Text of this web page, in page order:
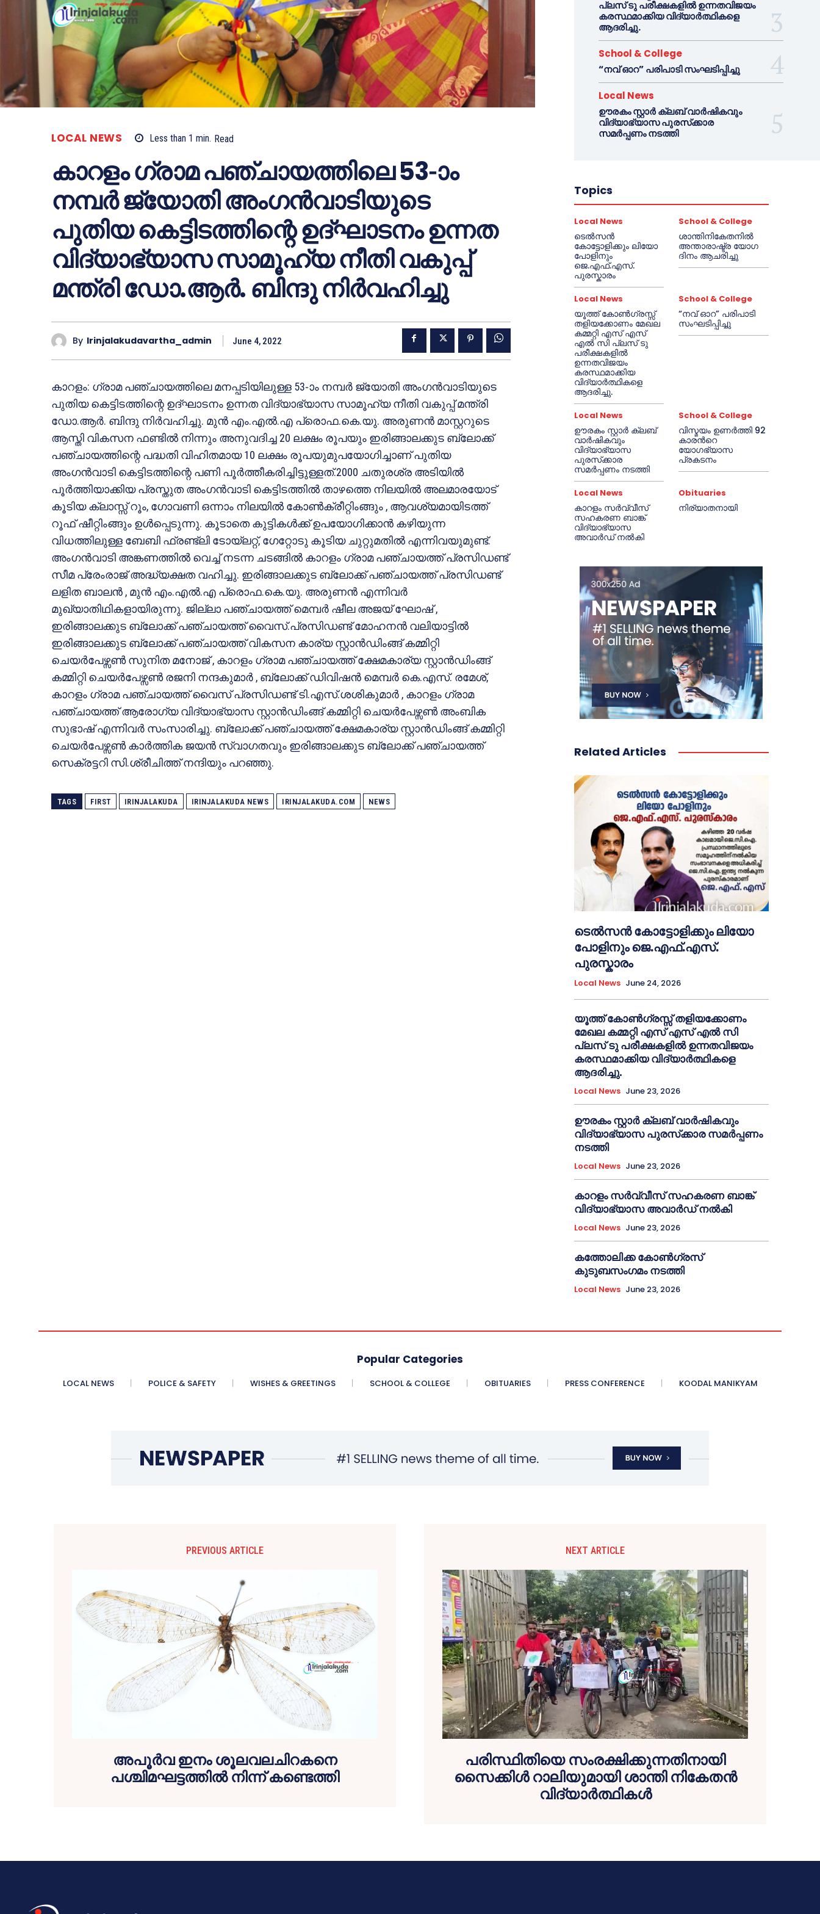
LOCAL NEWS Less than 1 min. Read
കാറളം ഗ്രാമ പഞ്ചായത്തിലെ 53-ാം
നമ്പർ ജ്യോതി അംഗൻവാടിയുടെ
പുതിയ കെട്ടിടത്തിന്റെ ഉദ്ഘാടനം ഉന്നത
വിദ്യാഭ്യാസ സാമൂഹ്യ നീതി വകുപ്പ്
മന്ത്രി ഡോ.ആർ. ബിന്ദു നിർവഹിച്ചു
By Irinjalakudavartha_admin June 4, 2022
കാറളം: ഗ്രാമ പഞ്ചായത്തിലെ മനപ്പടിയിലുള്ള 53-ാം നമ്പർ ജ്യോതി അംഗൻവാടിയുടെ
പുതിയ കെട്ടിടത്തിന്റെ ഉദ്ഘാടനം ഉന്നത വിദ്യാഭ്യാസ സാമൂഹ്യ നീതി വകുപ്പ് മന്ത്രി
ഡോ.ആർ. ബിന്ദു നിർവഹിച്ചു. മുൻ എം.എൽ.എ പ്രൊഫ.കെ.യു. അരുണൻ മാസ്റ്ററുടെ
ആസ്തി വികസന ഫണ്ടിൽ നിന്നും അനുവദിച്ച 20 ലക്ഷം രൂപയും ഇരിങ്ങാലക്കുട ബ്ലോക്ക്
പഞ്ചായത്തിന്റെ പദ്ധതി വിഹിതമായ 10 ലക്ഷം രൂപയുമുപയോഗിച്ചാണ് പുതിയ
അംഗൻവാടി കെട്ടിടത്തിന്റെ പണി പൂർത്തീകരിച്ചിട്ടുള്ളത്.2000 ചതുരശ്ര അടിയിൽ
പൂർത്തിയാക്കിയ പ്രസ്തുത അംഗൻവാടി കെട്ടിടത്തിൽ താഴത്തെ നിലയിൽ അലമാരയോട്
കൂടിയ ക്ലാസ്സ് റൂം, ഗോവണി ഒന്നാം നിലയിൽ കോൺക്രീറ്റിംങ്ങും , ആവശ്യമായിടത്ത്
റൂഫ് ഷീറ്റിംങ്ങും ഉൾപ്പെടുന്നു. കൂടാതെ കുട്ടികൾക്ക് ഉപയോഗിക്കാൻ കഴിയുന്ന
വിധത്തിലുള്ള ബേബി ഫ്രണ്ട്ലി ടോയ്ലറ്റ്, ഗേറ്റോടു കൂടിയ ചുറ്റുമതിൽ എന്നിവയുമുണ്ട്.
അംഗൻവാടി അങ്കണത്തിൽ വെച്ച് നടന്ന ചടങ്ങിൽ കാറളം ഗ്രാമ പഞ്ചായത്ത് പ്രസിഡണ്ട്
സീമ പ്രേംരാജ് അദ്ധ്യക്ഷത വഹിച്ചു. ഇരിങ്ങാലക്കുട ബ്ലോക്ക് പഞ്ചായത്ത് പ്രസിഡണ്ട്
ലളിത ബാലൻ , മുൻ എം.എൽ.എ പ്രൊഫ.കെ.യു. അരുണൻ എന്നിവർ
മുഖ്യാതിഥികളായിരുന്നു. ജില്ലാ പഞ്ചായത്ത് മെമ്പർ ഷീല അജയ് ഘോഷ് ,
ഇരിങ്ങാലക്കുട ബ്ലോക്ക് പഞ്ചായത്ത് വൈസ്.പ്രസിഡണ്ട് മോഹനൻ വലിയാട്ടിൽ
ഇരിങ്ങാലക്കുട ബ്ലോക്ക് പഞ്ചായത്ത് വികസന കാര്യ സ്റ്റാൻഡിംങ്ങ് കമ്മിറ്റി
ചെയർപേഴ്സൺ സുനിത മനോജ് , കാറളം ഗ്രാമ പഞ്ചായത്ത് ക്ഷേമകാര്യ സ്റ്റാൻഡിംങ്ങ്
കമ്മിറ്റി ചെയർപേഴ്സൺ രജനി നന്ദകുമാർ , ബ്ലോക്ക് ഡിവിഷൻ മെമ്പർ കെ.എസ്. രമേശ്,
കാറളം ഗ്രാമ പഞ്ചായത്ത് വൈസ് പ്രസിഡണ്ട് ടി.എസ്.ശശികുമാർ , കാറളം ഗ്രാമ
പഞ്ചായത്ത് ആരോഗ്യ വിദ്യാഭ്യാസ സ്റ്റാൻഡിംങ്ങ് കമ്മിറ്റി ചെയർപേഴ്സൺ അംബിക
സുഭാഷ് എന്നിവർ സംസാരിച്ചു. ബ്ലോക്ക് പഞ്ചായത്ത് ക്ഷേമകാര്യ സ്റ്റാൻഡിംങ്ങ് കമ്മിറ്റി
ചെയർപേഴ്സൺ കാർത്തിക ജയൻ സ്വാഗതവും ഇരിങ്ങാലക്കുട ബ്ലോക്ക് പഞ്ചായത്ത്
സെക്രട്ടറി സി.ശ്രീചിത്ത് നന്ദിയും പറഞ്ഞു.
TAGS FIRST IRINJALAKUDA IRINJALAKUDA NEWS IRINJALAKUDA.COM NEWS
പ്ലസ് ടു പരീക്ഷകളിൽ ഉന്നതവിജയം
കരസ്ഥമാക്കിയ വിദ്യാർത്ഥികളെ
ആദരിച്ചു.
School & College
“നവ് ഓറ” പരിപാടി സംഘടിപ്പിച്ചു
Local News
ഊരകം സ്റ്റാർ ക്ലബ് വാർഷികവും
വിദ്യാഭ്യാസ പുരസ്‌ക്കാര
സമർപ്പണം നടത്തി
Topics
Local News
ടെൽസൻ
കോട്ടോളിക്കും ലിയോ
പോളിനും
ജെ.എഫ്.എസ്.
പുരസ്കാരം
School & College
ശാന്തിനികേതനിൽ
അന്താരാഷ്ട്ര യോഗ
ദിനം ആചരിച്ചു
Local News
യൂത്ത് കോൺഗ്രസ്സ്
തളിയക്കോണം മേഖല
കമ്മറ്റി എസ് എസ്
എൽ സി പ്ലസ് ടു
പരീക്ഷകളിൽ
ഉന്നതവിജയം
കരസ്ഥമാക്കിയ
വിദ്യാർത്ഥികളെ
ആദരിച്ചു.
School & College
“നവ് ഓറ” പരിപാടി
സംഘടിപ്പിച്ചു
Local News
ഊരകം സ്റ്റാർ ക്ലബ്
വാർഷികവും
വിദ്യാഭ്യാസ
പുരസ്‌ക്കാര
സമർപ്പണം നടത്തി
School & College
വിസ്മയം ഉണർത്തി 92
കാരൻറെ
യോഗഭ്യാസ
പ്രകടനം
Local News
കാറളം സർവ്വീസ്
സഹകരണ ബാങ്ക്
വിദ്യാഭ്യാസ
അവാർഡ് നൽകി
Obituaries
നിര്യാതനായി
Related Articles
ടെൽസൻ കോട്ടോളിക്കും ലിയോ
പോളിനും ജെ.എഫ്.എസ്.
പുരസ്കാരം
Local News June 24, 2026
യൂത്ത് കോൺഗ്രസ്സ് തളിയക്കോണം
മേഖല കമ്മറ്റി എസ് എസ് എൽ സി
പ്ലസ് ടു പരീക്ഷകളിൽ ഉന്നതവിജയം
കരസ്ഥമാക്കിയ വിദ്യാർത്ഥികളെ
ആദരിച്ചു.
Local News June 23, 2026
ഊരകം സ്റ്റാർ ക്ലബ് വാർഷികവും
വിദ്യാഭ്യാസ പുരസ്‌ക്കാര സമർപ്പണം
നടത്തി
Local News June 23, 2026
കാറളം സർവ്വീസ് സഹകരണ ബാങ്ക്
വിദ്യാഭ്യാസ അവാർഡ് നൽകി
Local News June 23, 2026
കത്തോലിക്ക കോൺഗ്രസ്
കുടുബസംഗമം നടത്തി
Local News June 23, 2026
Popular Categories
LOCAL NEWS POLICE & SAFETY WISHES & GREETINGS SCHOOL & COLLEGE OBITUARIES PRESS CONFERENCE KOODAL MANIKYAM
PREVIOUS ARTICLE
അപൂർവ ഇനം ശൂലവലചിറകനെ
പശ്ചിമഘട്ടത്തിൽ നിന്ന് കണ്ടെത്തി
NEXT ARTICLE
പരിസ്ഥിതിയെ സംരക്ഷിക്കുന്നതിനായി
സൈക്കിൾ റാലിയുമായി ശാന്തി നികേതൻ
വിദ്യാർത്ഥികൾ